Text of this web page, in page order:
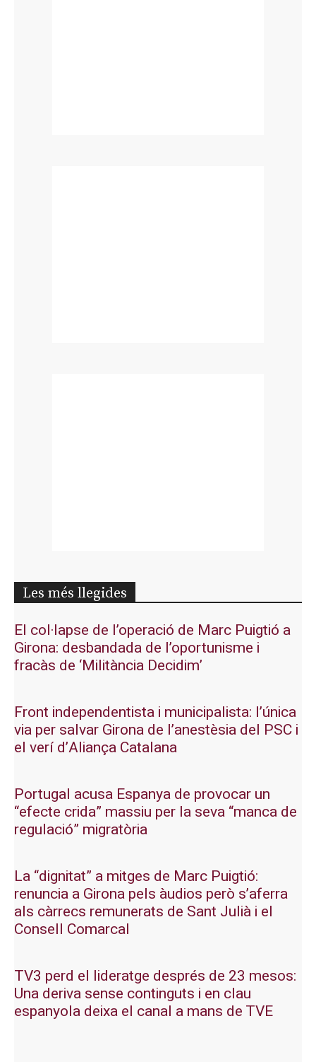
Les més llegides
El col·lapse de l’operació de Marc Puigtió a
Girona: desbandada de l’oportunisme i
fracàs de ‘Militància Decidim’
Front independentista i municipalista: l’única
via per salvar Girona de l’anestèsia del PSC i
el verí d’Aliança Catalana
Portugal acusa Espanya de provocar un
“efecte crida” massiu per la seva “manca de
regulació” migratòria
La “dignitat” a mitges de Marc Puigtió:
renuncia a Girona pels àudios però s’aferra
als càrrecs remunerats de Sant Julià i el
Consell Comarcal
TV3 perd el lideratge després de 23 mesos:
Una deriva sense continguts i en clau
espanyola deixa el canal a mans de TVE